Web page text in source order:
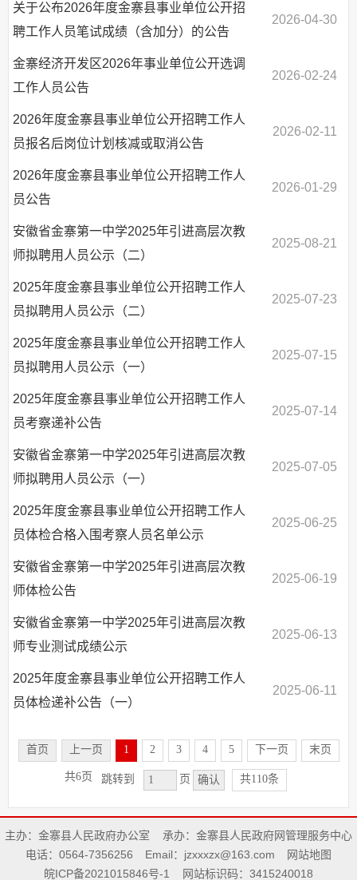
关于公布2026年度金寨县事业单位公开招
聘工作人员笔试成绩（含加分）的公告
2026-04-30
金寨经济开发区2026年事业单位公开选调
工作人员公告
2026-02-24
2026年度金寨县事业单位公开招聘工作人
员报名后岗位计划核减或取消公告
2026-02-11
2026年度金寨县事业单位公开招聘工作人
员公告
2026-01-29
安徽省金寨第一中学2025年引进高层次教
师拟聘用人员公示（二）
2025-08-21
2025年度金寨县事业单位公开招聘工作人
员拟聘用人员公示（二）
2025-07-23
2025年度金寨县事业单位公开招聘工作人
员拟聘用人员公示（一）
2025-07-15
2025年度金寨县事业单位公开招聘工作人
员考察递补公告
2025-07-14
安徽省金寨第一中学2025年引进高层次教
师拟聘用人员公示（一）
2025-07-05
2025年度金寨县事业单位公开招聘工作人
员体检合格入围考察人员名单公示
2025-06-25
安徽省金寨第一中学2025年引进高层次教
师体检公告
2025-06-19
安徽省金寨第一中学2025年引进高层次教
师专业测试成绩公示
2025-06-13
2025年度金寨县事业单位公开招聘工作人
员体检递补公告（一）
2025-06-11
首页 上一页 1 2 3 4 5 下一页 末页
共6页 跳转到 页 确认 共110条
主办：金寨县人民政府办公室
承办：金寨县人民政府网管理服务中心
电话：0564-7356256
Email：jzxxxzx@163.com
网站地图
皖ICP备2021015846号-1
网站标识码：3415240018